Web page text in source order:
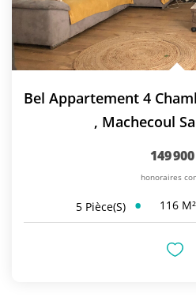
, Machecoul
149
honoraires
5 Pièce(s) 116 M²